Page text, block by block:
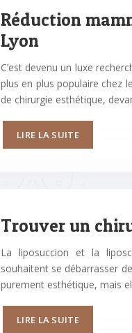
Réduction
Lyon
C’est devenu un luxe
plus en plus populaire chez
de chirurgie esthétique,
LIRE LA SUITE
Trouver un
La liposuccion et la
souhaitent se débarrasser
purement esthétique, mais
LIRE LA SUITE